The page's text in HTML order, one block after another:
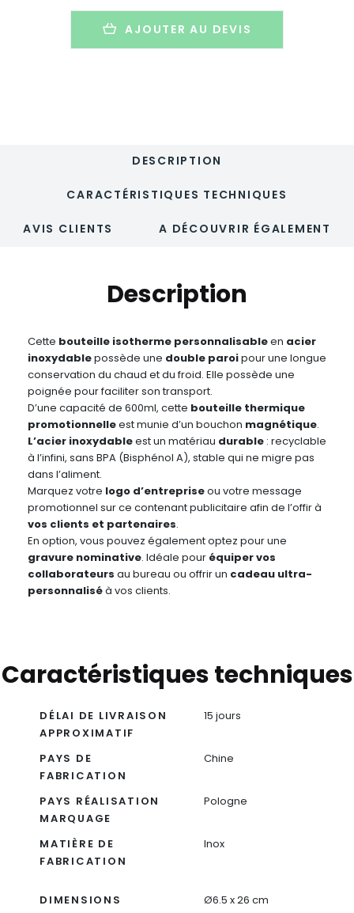
magnétique
-
AJOUTER AU DEVIS
DESCRIPTION
CARACTÉRISTIQUES TECHNIQUES
AVIS CLIENTS A DÉCOUVRIR ÉGALEMENT
Description
Cette bouteille isotherme personnalisableen acier
inoxydablepossède une double paroipour une longue
conservation du chaud et du froid. Elle possède une
poignée pour faciliter son transport.
D’une capacité de 600ml, cette bouteille thermique
promotionnelleest munie d’un bouchon magnétique.
L’acier inoxydableest un matériau durable : recyclable
à l’infini, sans BPA (Bisphénol A), stable qui ne migre pas
dans l’aliment.
Marquez votre logo d’entrepriseou votre message
promotionnel sur ce contenant publicitaire afin de l’offir à
vos clients et partenaires.
En option, vous pouvez également optez pour une
gravure nominative. Idéale pour équiper vos
collaborateurs au bureau ou offrir un cadeau ultra-
personnaliséà vos clients.
Caractéristiques techniques
DÉLAI DE LIVRAISON
APPROXIMATIF
15 jours
PAYS DE
FABRICATION
Chine
PAYS RÉALISATION
MARQUAGE
Pologne
MATIÈRE DE
FABRICATION
Inox
DIMENSIONS
Ø6.5 x 26 cm